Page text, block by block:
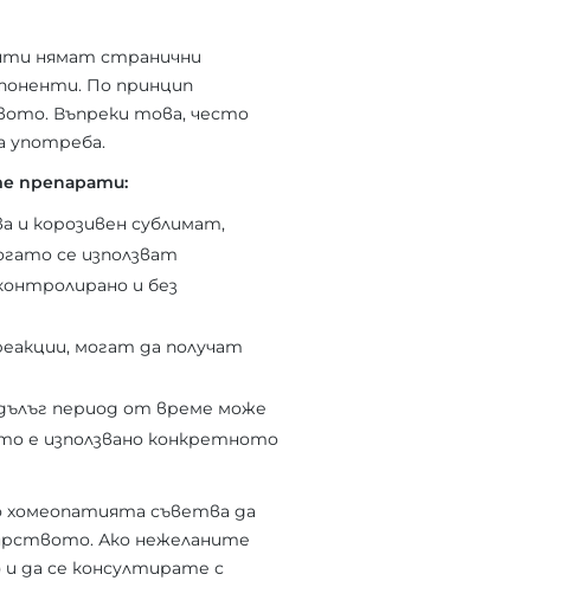
нямат странични
По принцип
Въпреки това, често
употреба.
препарати:
и корозивен сублимат,
се използват
и без
могат да получат
период от време може
е използвано конкретното
хомеопатията съветва да
Ако нежеланите
да се консултирате с